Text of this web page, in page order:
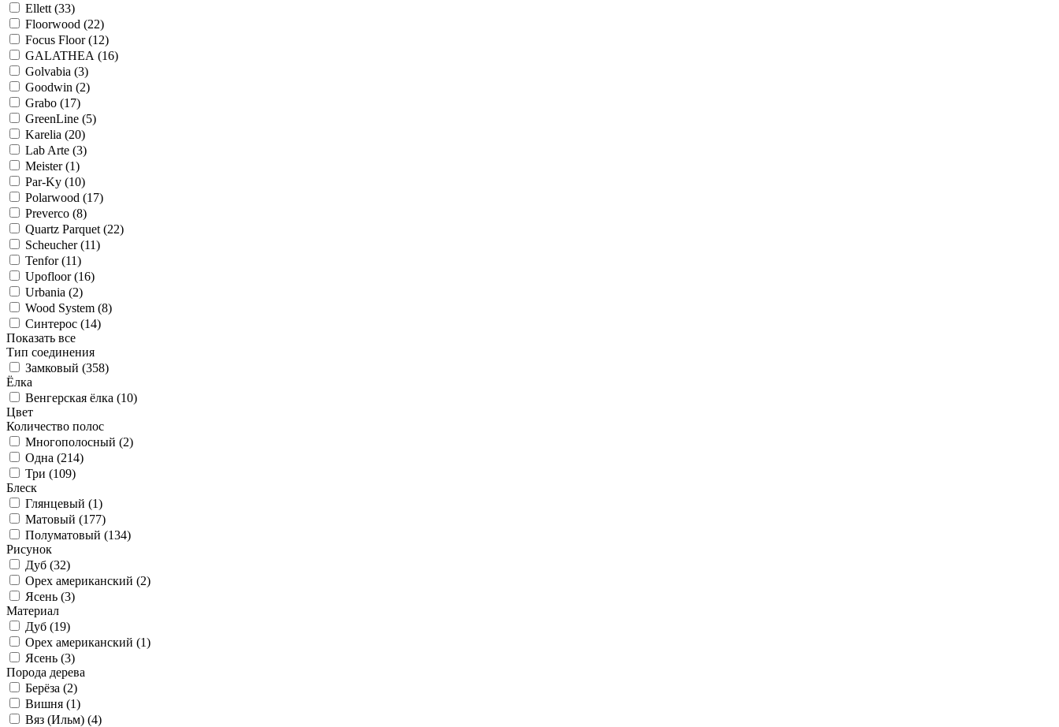
Ellett (33)
Floorwood (22)
Focus Floor (12)
GALATHEA (16)
Golvabia (3)
Goodwin (2)
Grabo (17)
GreenLine (5)
Karelia (20)
Lab Arte (3)
Meister (1)
Par-Ky (10)
Polarwood (17)
Preverco (8)
Quartz Parquet (22)
Scheucher (11)
Tenfor (11)
Upofloor (16)
Urbania (2)
Wood System (8)
Синтерос (14)
Показать все
Тип соединения
Замковый (358)
Ёлка
Венгерская ёлка (10)
Цвет
Количество полос
Многополосный (2)
Одна (214)
Три (109)
Блеск
Глянцевый (1)
Матовый (177)
Полуматовый (134)
Рисунок
Дуб (32)
Орех американский (2)
Ясень (3)
Материал
Дуб (19)
Орех американский (1)
Ясень (3)
Порода дерева
Берёза (2)
Вишня (1)
Вяз (Ильм) (4)